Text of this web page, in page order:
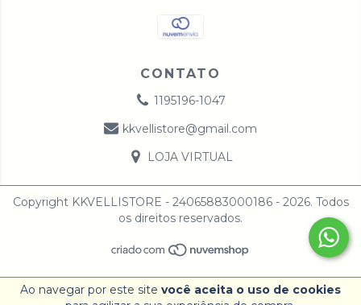
Ao navegar por este site você aceita o uso de cookies
CONTATO
1195196-1047
kkvellistore@gmail.com
LOJA VIRTUAL
Copyright KKVELLISTORE - 24065883000186 - 2026. Todos
os direitos reservados.